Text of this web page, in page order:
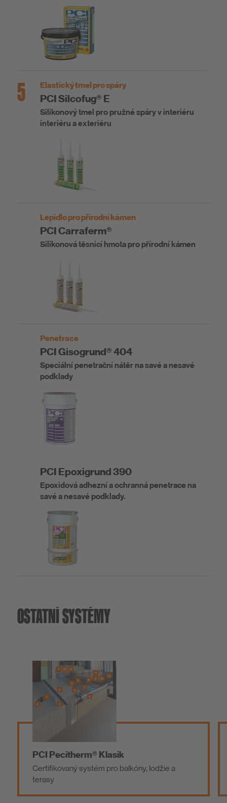
5 Elastický tmel pro spáry
PCI Silcofug® E
Silikonový tmel pro pružné spáry v interiéru
interiéru a exteriéru
Lepidlo pro přírodní kámen
PCI Carraferm®
Silikonová těsnicí hmota pro přírodní kámen
Penetrace
PCI Gisogrund® 404
Speciální penetrační nátěr na savé a nesavé
podklady
PCI Epoxigrund 390
Epoxidová adhezní a ochranná penetrace na
savé a nesavé podklady.
OSTATNÍ SYSTÉMY
PCI Pecitherm® Klasik
Certifikovaný systém pro balkóny, lodžie a
terasy